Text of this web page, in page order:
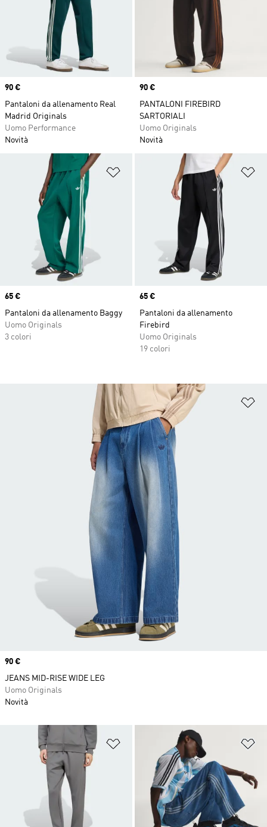
Price
90 €
Pantaloni da allenamento Real
Madrid Originals
Uomo Performance
Novità
Price
90 €
PANTALONI FIREBIRD
SARTORIALI
Uomo Originals
Novità
Aggiungi alla lista dei desideri
Price
65 €
Pantaloni da allenamento Baggy
Uomo Originals
3 colori
Price
65 €
Pantaloni da allenamento
Firebird
Uomo Originals
19 colori
Aggiungi alla lista dei desideri
Price
90 €
JEANS MID-RISE WIDE LEG
Uomo Originals
Novità